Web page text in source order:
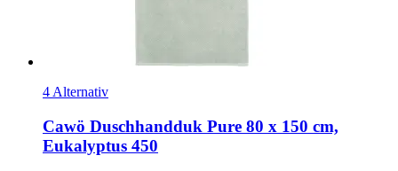
4 Alternativ
Cawö Duschhandduk Pure 80 x 150 cm,
Eukalyptus 450